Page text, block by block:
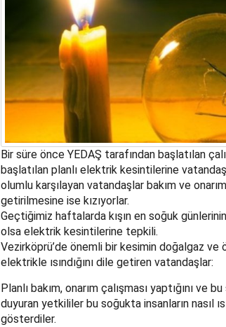
Bir süre önce YEDAŞ tarafından başlatılan
başlatılan planlı elektrik kesintilerine
olumlu karşılayan vatandaşlar bakım ve
getirilmesine ise kızıyorlar.
Geçtiğimiz haftalarda kışın en soğuk
olsa elektrik kesintilerine tepkili.
Vezirköprü’de önemli bir kesimin doğalgaz ve
elektrikle ısındığını dile getiren vatandaşlar:
Planlı bakım, onarım çalışması yaptığını ve
duyuran yetkililer bu soğukta insanların nasıl
gösterdiler.